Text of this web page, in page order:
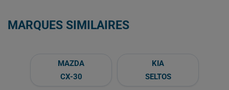
MARQUES SIMILAIRES
MAZDA
CX-30
KIA
SELTOS